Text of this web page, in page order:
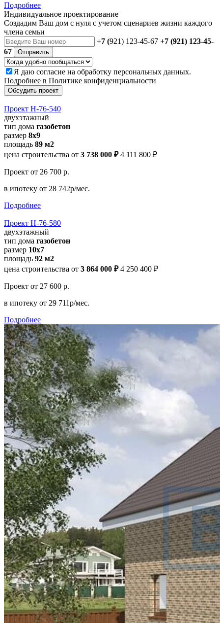
Подробнее
Индивидуальное проектирование
Создадим Ваш дом с нуля с учетом сценариев жизни каждого
члена семьи
+7 (921) 123-45-67 +7 (921) 123-45-
67
Отправить
Я даю согласие на обработку персональных данных.
Подробнее в Политике конфиденциальности
Обсудить проект
Проект Н-76-540
двухэтажный
тип дома газобетон
размер 8х9
площадь 89 м2
цена строительства от 3 738 000 ₽ 4 111 800 ₽
Проект от 26 700 р.
в ипотеку от 28 742р/мес.
Подробнее
Проект Н-76-580
двухэтажный
тип дома газобетон
размер 10х7
площадь 92 м2
цена строительства от 3 864 000 ₽ 4 250 400 ₽
Проект от 27 600 р.
в ипотеку от 29 711р/мес.
Подробнее